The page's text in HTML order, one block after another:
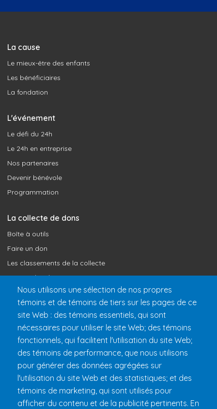
La cause
Le mieux-être des enfants
Les bénéficiaires
La fondation
L'événement
Le défi du 24h
Le 24h en entreprise
Nos partenaires
Devenir bénévole
Programmation
La collecte de dons
Boîte à outils
Faire un don
Les classements de la collecte
Où vont les dons
Le programme de reconnaissance
Préparer son 24h
Informations pratiques
FAQ et règlements
Nous utilisons une sélection de nos propres
témoins et de témoins de tiers sur les pages de ce
site Web : des témoins essentiels, qui sont
nécessaires pour utiliser le site Web; des témoins
fonctionnels, qui facilitent l'utilisation du site Web;
des témoins de performance, que nous utilisons
pour générer des données agrégées sur
l'utilisation du site Web et des statistiques; et des
témoins de marketing, qui sont utilisés pour
afficher du contenu et de la publicité pertinents. En